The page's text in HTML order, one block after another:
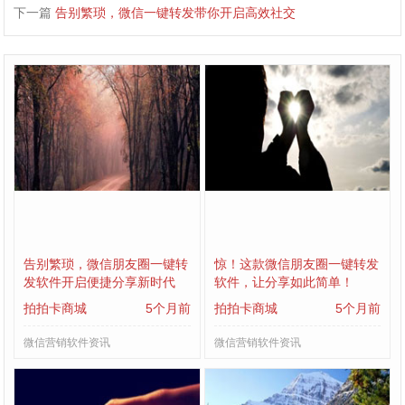
下一篇告别繁琐，微信一键转发带你开启高效社交
告别繁琐，微信朋友圈一键转
发软件开启便捷分享新时代
拍拍卡商城
5个月前
微信营销软件资讯
惊！这款微信朋友圈一键转发
软件，让分享如此简单！
拍拍卡商城
5个月前
微信营销软件资讯